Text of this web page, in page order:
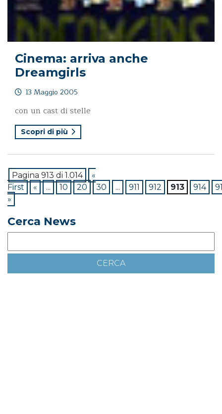
Cinema: arriva anche
Dreamgirls
13 Maggio 2005
con un cast di stelle
Scopri di più
Pagina 913 di 1.014
«
First
« ... 10 20 30 ... 911 912 913 914
»
Cerca News